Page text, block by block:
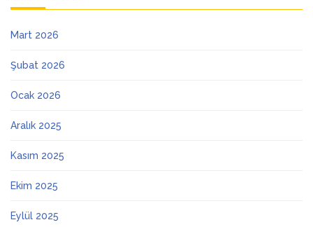
Mart 2026
Şubat 2026
Ocak 2026
Aralık 2025
Kasım 2025
Ekim 2025
Eylül 2025